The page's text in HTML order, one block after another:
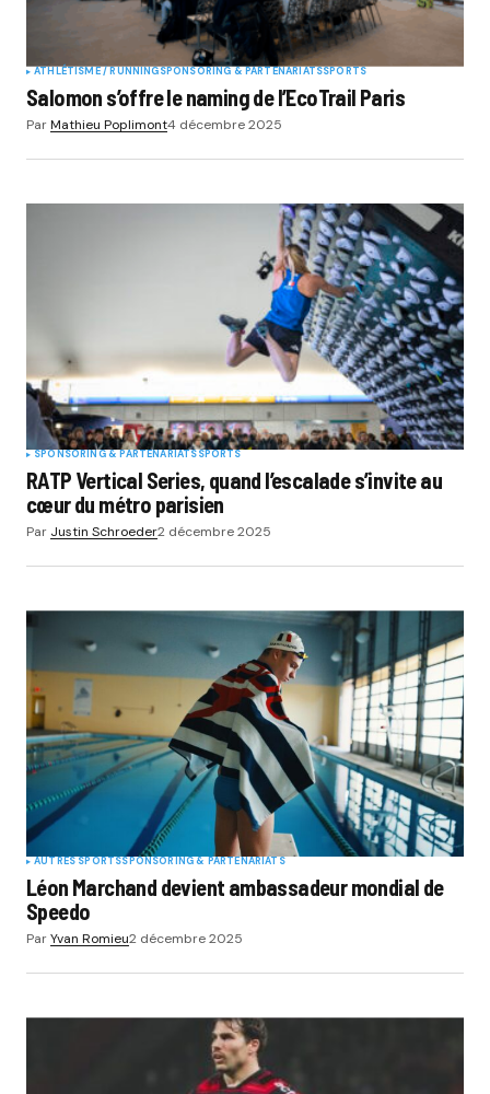
ATHLÉTISME / RUNNINGSPONSORING & PARTENARIATSSPORTS
Salomon s’offre le naming de l’EcoTrail Paris
ParMathieu Poplimont4 décembre 2025
SPONSORING & PARTENARIATSSPORTS
RATP Vertical Series, quand l’escalade s’invite au
cœur du métro parisien
Par Justin Schroeder2 décembre 2025
AUTRES SPORTSSPONSORING & PARTENARIATS
Léon Marchand devient ambassadeur mondial de
Speedo
ParYvan Romieu2 décembre 2025